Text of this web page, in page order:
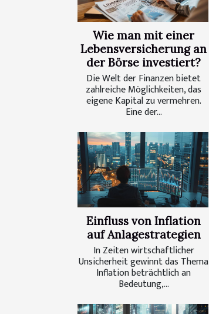
Wie man mit einer
Lebensversicherung an
der Börse investiert?
Die Welt der Finanzen bietet
zahlreiche Möglichkeiten, das
eigene Kapital zu vermehren.
Eine der...
Einfluss von Inflation
auf Anlagestrategien
In Zeiten wirtschaftlicher
Unsicherheit gewinnt das Thema
Inflation beträchtlich an
Bedeutung,...